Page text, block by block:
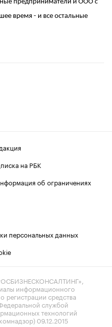
предприниматели и ООО с
время - и все остальные
на РБК
об ограничениях
персональных данных
информационного
регистрации средства
службой
технологий
09.12.2015